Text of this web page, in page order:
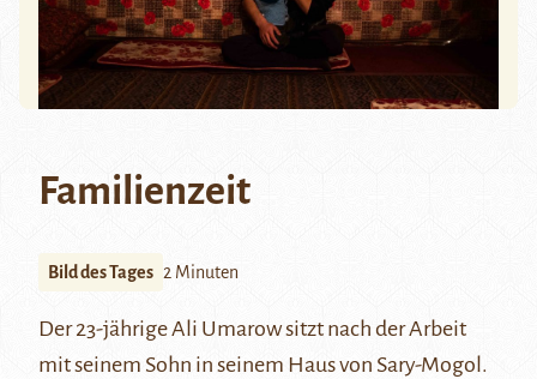
Familienzeit
Bild des Tages 2 Minuten
Der 23-jährige Ali Umarow sitzt nach der Arbeit
mit seinem Sohn in seinem Haus von Sary-Mogol.